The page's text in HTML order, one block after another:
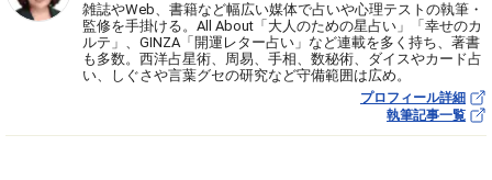
雑誌やWeb、書籍など幅広い媒体で占いや心理テストの執筆・
監修を手掛ける。All About「大人のための星占い」「幸せのカ
ルテ」、GINZA「開運レター占い」など連載を多く持ち、著書
も多数。西洋占星術、周易、手相、数秘術、ダイスやカード占
い、しぐさや言葉グセの研究など守備範囲は広め。
プロフィール詳細
執筆記事一覧